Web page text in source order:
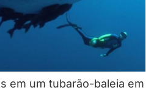
em um tubarão-baleia em